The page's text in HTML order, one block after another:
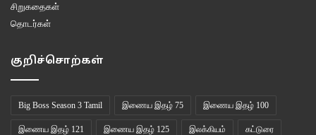
சிறுகதைகள்
தொடர்கள்
குறிச்சொற்கள்
Big Boss Season 3 Tamil இணைய இதழ் 75 இணைய இதழ் 100
இணைய இதழ் 121 இணைய இதழ் 125 இலக்கியம் கட்டுரை